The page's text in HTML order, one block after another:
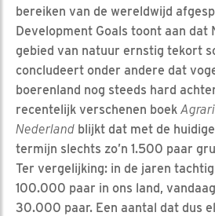
bereiken van de wereldwijd
Development Goals toont aan dat
gebied van natuur ernstig tekort
concludeert onder andere dat
boerenland nog steeds hard
recentelijk verschenen boek
Nederland blijkt dat met de
termijn slechts zo’n 1.500 paar
Ter vergelijking: in de jaren
100.000 paar in ons land,
30.000 paar. Een aantal dat dus